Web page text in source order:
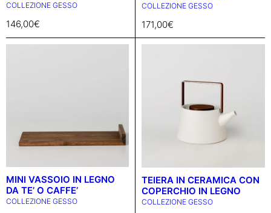
COLLEZIONE GESSO
146,00€
COLLEZIONE GESSO
171,00€
MINI VASSOIO IN LEGNO
DA TE’ O CAFFE’
COLLEZIONE GESSO
TEIERA IN CERAMICA CON
COPERCHIO IN LEGNO
COLLEZIONE GESSO